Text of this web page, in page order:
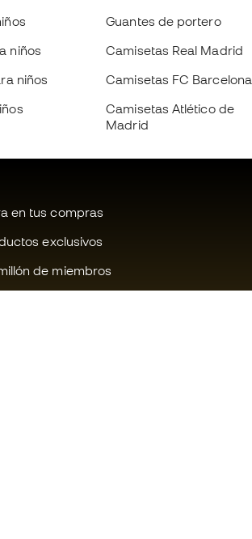
niños
niños
Guantes de portero
Camisetas Real Madrid
Camisetas FC Barcelona
Camisetas Atlético de
Madrid
en tus compras
exclusivos
de miembros